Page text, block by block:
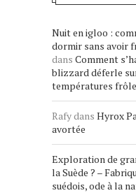
Nuit en igloo :
dormir sans avoir
dans Comment
blizzard déferle
températures
Rafydans Hyrox
avortée
Exploration de
la Suède ? –
suédois, ode à la